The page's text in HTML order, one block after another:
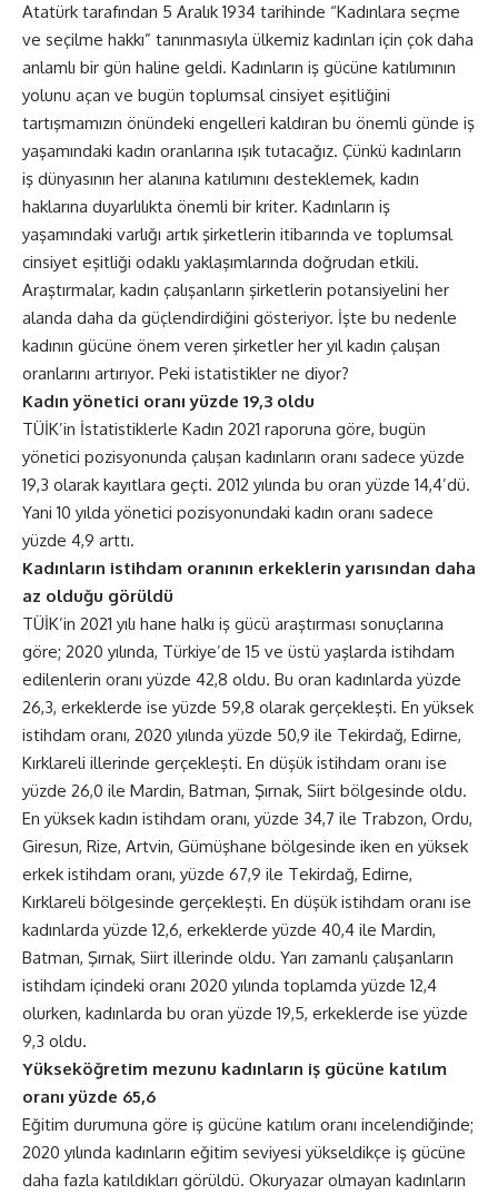
Atatürk tarafından 5 Aralık 1934 tarihinde “Kadınlara seçme
ve seçilme hakkı” tanınmasıyla ülkemiz kadınları için çok daha
anlamlı bir gün haline geldi. Kadınların iş gücüne katılımının
yolunu açan ve bugün toplumsal cinsiyet eşitliğini
tartışmamızın önündeki engelleri kaldıran bu önemli günde iş
yaşamındaki kadın oranlarına ışık tutacağız. Çünkü kadınların
iş dünyasının her alanına katılımını desteklemek, kadın
haklarına duyarlılıkta önemli bir kriter. Kadınların iş
yaşamındaki varlığı artık şirketlerin itibarında ve toplumsal
cinsiyet eşitliği odaklı yaklaşımlarında doğrudan etkili.
Araştırmalar, kadın çalışanların şirketlerin potansiyelini her
alanda daha da güçlendirdiğini gösteriyor. İşte bu nedenle
kadının gücüne önem veren şirketler her yıl kadın çalışan
oranlarını artırıyor. Peki istatistikler ne diyor?
Kadın yönetici oranı yüzde 19,3 oldu
TÜİK’in İstatistiklerle Kadın 2021 raporuna göre, bugün
yönetici pozisyonunda çalışan kadınların oranı sadece yüzde
19,3 olarak kayıtlara geçti. 2012 yılında bu oran yüzde 14,4’dü.
Yani 10 yılda yönetici pozisyonundaki kadın oranı sadece
yüzde 4,9 arttı.
Kadınların istihdam oranının erkeklerin yarısından daha
az olduğu görüldü
TÜİK’in 2021 yılı hane halkı iş gücü araştırması sonuçlarına
göre; 2020 yılında, Türkiye’de 15 ve üstü yaşlarda istihdam
edilenlerin oranı yüzde 42,8 oldu. Bu oran kadınlarda yüzde
26,3, erkeklerde ise yüzde 59,8 olarak gerçekleşti. En yüksek
istihdam oranı, 2020 yılında yüzde 50,9 ile Tekirdağ, Edirne,
Kırklareli illerinde gerçekleşti. En düşük istihdam oranı ise
yüzde 26,0 ile Mardin, Batman, Şırnak, Siirt bölgesinde oldu.
En yüksek kadın istihdam oranı, yüzde 34,7 ile Trabzon, Ordu,
Giresun, Rize, Artvin, Gümüşhane bölgesinde iken en yüksek
erkek istihdam oranı, yüzde 67,9 ile Tekirdağ, Edirne,
Kırklareli bölgesinde gerçekleşti. En düşük istihdam oranı ise
kadınlarda yüzde 12,6, erkeklerde yüzde 40,4 ile Mardin,
Batman, Şırnak, Siirt illerinde oldu. Yarı zamanlı çalışanların
istihdam içindeki oranı 2020 yılında toplamda yüzde 12,4
olurken, kadınlarda bu oran yüzde 19,5, erkeklerde ise yüzde
9,3 oldu.
Yükseköğretim mezunu kadınların iş gücüne katılım
oranı yüzde 65,6
Eğitim durumuna göre iş gücüne katılım oranı incelendiğinde;
2020 yılında kadınların eğitim seviyesi yükseldikçe iş gücüne
daha fazla katıldıkları görüldü. Okuryazar olmayan kadınların